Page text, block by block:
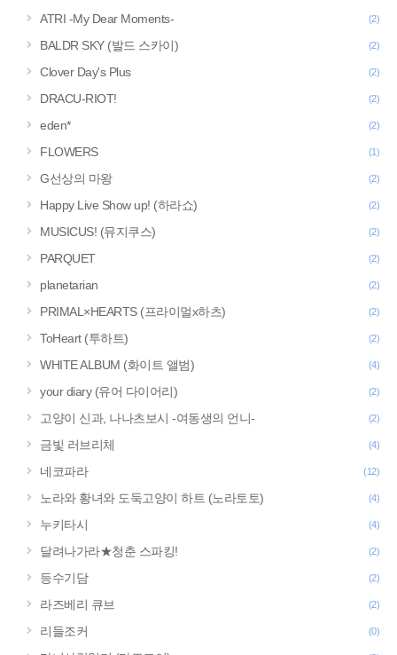
ATRI -My Dear Moments- (2)
BALDR SKY (발드 스카이) (2)
Clover Day's Plus (2)
DRACU-RIOT! (2)
eden* (2)
FLOWERS (1)
G선상의 마왕 (2)
Happy Live Show up! (하라쇼) (2)
MUSICUS! (뮤지쿠스) (2)
PARQUET (2)
planetarian (2)
PRIMAL×HEARTS (프라이멀x하츠) (2)
ToHeart (투하트) (2)
WHITE ALBUM (화이트 앨범) (4)
your diary (유어 다이어리) (2)
고양이 신과, 나나츠보시 -여동생의 언니- (2)
금빛 러브리체 (4)
네코파라 (12)
노라와 황녀와 도둑고양이 하트 (노라토토) (4)
누키타시 (4)
달려나가라★청춘 스파킹! (2)
등수기담 (2)
라즈베리 큐브 (2)
리들조커 (0)